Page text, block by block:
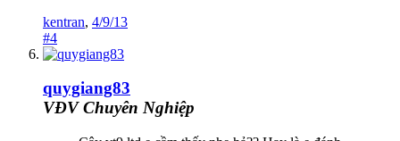
kentran, 4/9/13
#4
quygiang83
VĐV Chuyên Nghiệp